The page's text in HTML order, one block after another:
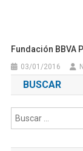
RECIENTES